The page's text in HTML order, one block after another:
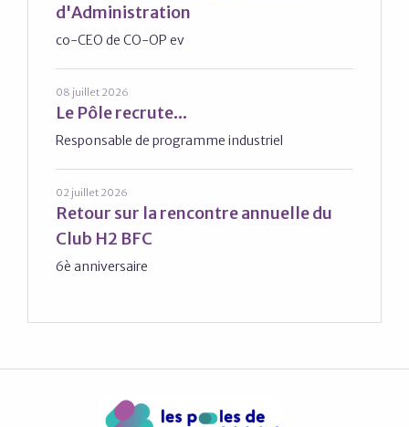
d'Administration
co-CEO de CO-OP ev
08 juillet 2026
Le Pôle recrute...
Responsable de programme industriel
02 juillet 2026
Retour sur la rencontre annuelle du
Club H2 BFC
6è anniversaire